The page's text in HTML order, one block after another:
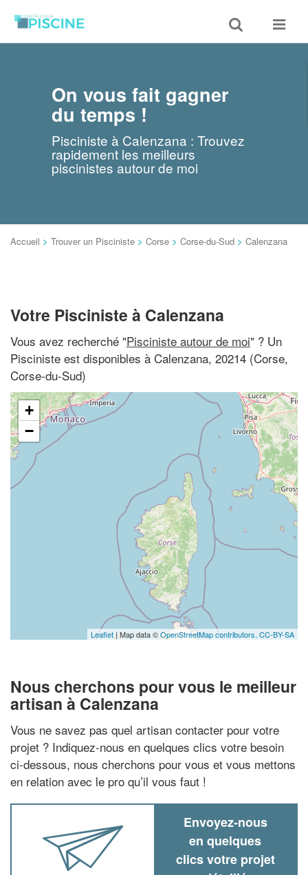
Toggle
search
Toggle
On vous fait gagner
du temps !
Pisciniste à Calenzana : Trouvez
rapidement les meilleurs
piscinistes autour de moi
Accueil > Trouver un Pisciniste > Corse > Corse-du-Sud > Calenzana
Votre Pisciniste à Calenzana
Vous avez recherché "Pisciniste autour de moi" ? Un
Pisciniste est disponibles à Calenzana, 20214 (Corse,
Corse-du-Sud)
+
−
Leaflet | Map data ©OpenStreetMap contributors, CC-BY-SA
Nous cherchons pour vous le meilleur
artisan à Calenzana
Vous ne savez pas quel artisan contacter pour votre
projet ? Indiquez-nous en quelques clics votre besoin
ci-dessous, nous cherchons pour vous et vous mettons
en relation avec le pro qu’il vous faut !
Envoyez-nous
en quelques
clics votre projet